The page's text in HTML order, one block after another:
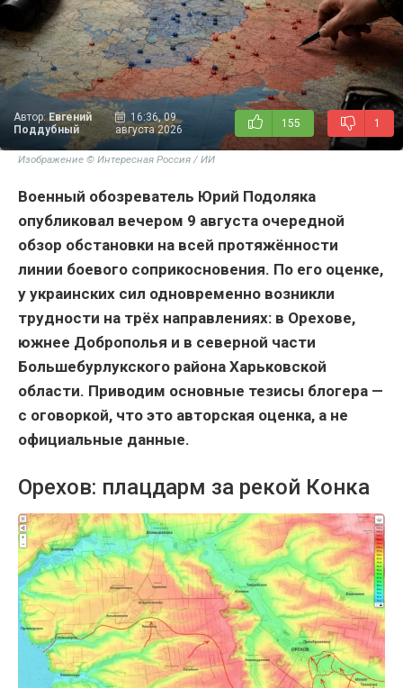
Автор:Евгений
Поддубный
16:36, 09
августа 2026
155 1
Изображение © Интересная Россия / ИИ
Военный обозреватель Юрий Подоляка
опубликовал вечером 9 августа очередной
обзор обстановки на всей протяжённости
линии боевого соприкосновения. По его оценке,
у украинских сил одновременно возникли
трудности на трёх направлениях: в Орехове,
южнее Доброполья и в северной части
Большебурлукского района Харьковской
области. Приводим основные тезисы блогера —
с оговоркой, что это авторская оценка, а не
официальные данные.
Орехов: плацдарм за рекой Конка